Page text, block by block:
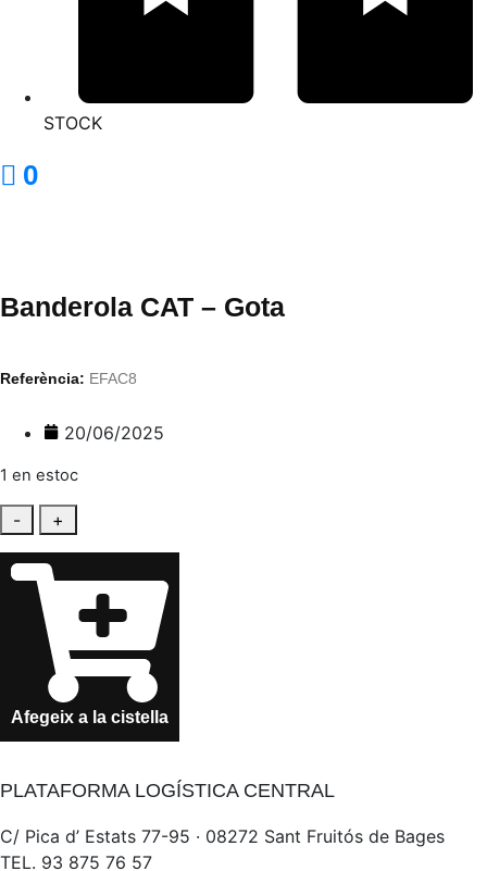
STOCK
0
Banderola CAT – Gota
Referència: EFAC8
20/06/2025
1 en estoc
-
quantitat
de
Banderola
CAT
-
Gota
+
Afegeix a la cistella
PLATAFORMA LOGÍSTICA CENTRAL
C/ Pica d’ Estats 77-95 · 08272 Sant Fruitós de Bages
TEL. 93 875 76 57